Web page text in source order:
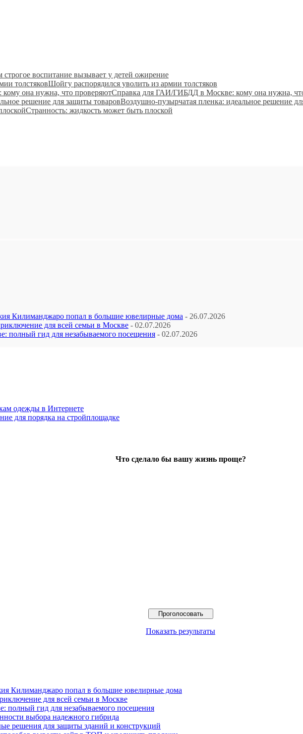
воспитание вызывает у детей ожирение
Шойгу распорядился уволить из армии толстяков
Справка для ГАИ/ГИБДД в Москве: кому она нужна,
Воздушно-пузырчатая пленка: идеальное решение
Странность: жидкость может быть плоской
Килиманджаро попал в большие ювелирные дома - 26.07.2026
для всей семьи в Москве - 02.07.2026
полный гид для незабываемого посещения - 02.07.2026
одежды в Интернете
для порядка на стройплощадке
Что сделало бы вашу жизнь проще?
Показать результаты
Килиманджаро попал в большие ювелирные дома
для всей семьи в Москве
гид для незабываемого посещения
выбора надежного гибрида
решения для защиты зданий и конструкций